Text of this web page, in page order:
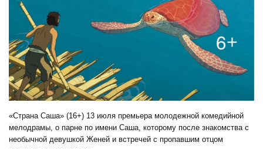
«Страна Саша» (16+) 13 июля премьера молодежной комедийной
мелодрамы, о парне по имени Саша, которому после знакомства с
необычной девушкой Женей и встречей с пропавшим отцом